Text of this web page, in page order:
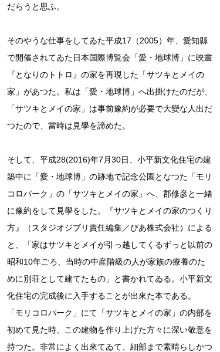
だらうと思ふ。
そのやうな仕事をしてゐた平成17（2005）年、愛知縣
で開催されてゐた日本国際博覧会「愛・地球博」に映畫
『となりのトトロ』の家を再現した「サツキとメイの
家」があつた。私は「愛・地球博」へ出掛けたのだが、
「サツキとメイの家」は事前豫約が必要で大變な人出だ
つたので、當時は見學を諦めた。
そして、平成28(2016)年7月30日、小平新文化住宅の建
築中に「愛・地球博」の跡地で記念公園となつた「モリ
コロパーク」の「サツキとメイの家」へ、郡修彦と一緒
に豫約をして見學をした。『サツキとメイの家のつくり
方』（スタジオジブリ責任編集／ぴあ株式会社）による
と、「家はサツキとメイが引っ越してくるずっと以前の
昭和10年ごろ、当時の中産階級の人が家族の療養のた
めに別荘として建てたもの」と書かれてゐる。小平新文
化住宅の完成後に入手することが出來た本である。
「モリコロパーク」にて「サツキとメイの家」の内部を
初めて見た時、この建物を作り上げた方々に深い敬意を
持つた。非常によく出來てゐて、細部まで素晴らしかつ